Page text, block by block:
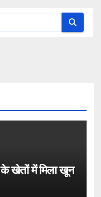
खेतों में मिला खून